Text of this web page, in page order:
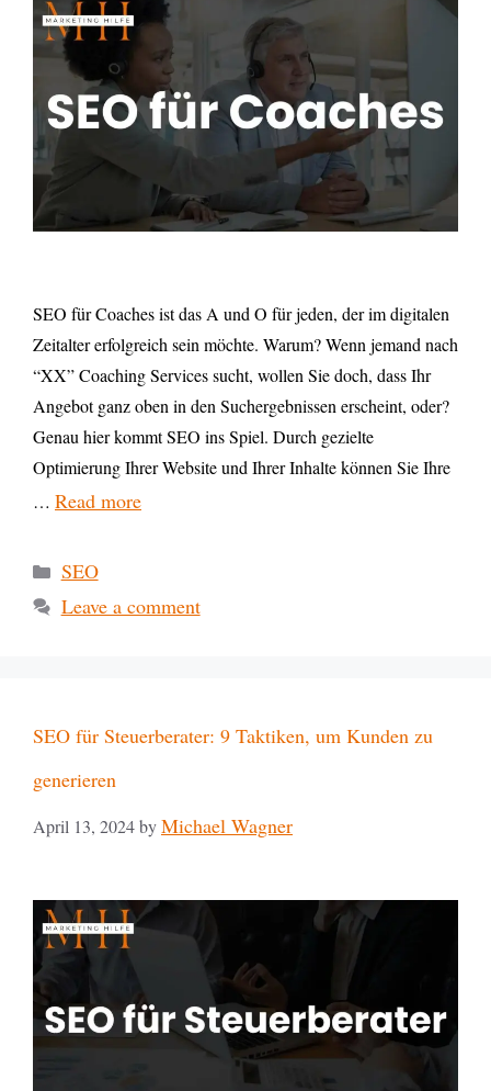
SEO für Coaches ist das A und O für jeden, der im digitalen
Zeitalter erfolgreich sein möchte. Warum? Wenn jemand nach
“XX” Coaching Services sucht, wollen Sie doch, dass Ihr
Angebot ganz oben in den Suchergebnissen erscheint, oder?
Genau hier kommt SEO ins Spiel. Durch gezielte
Optimierung Ihrer Website und Ihrer Inhalte können Sie Ihre
… Read more
SEO
Leave a comment
SEO für Steuerberater: 9 Taktiken, um Kunden zu
generieren
April 13, 2024byMichael Wagner